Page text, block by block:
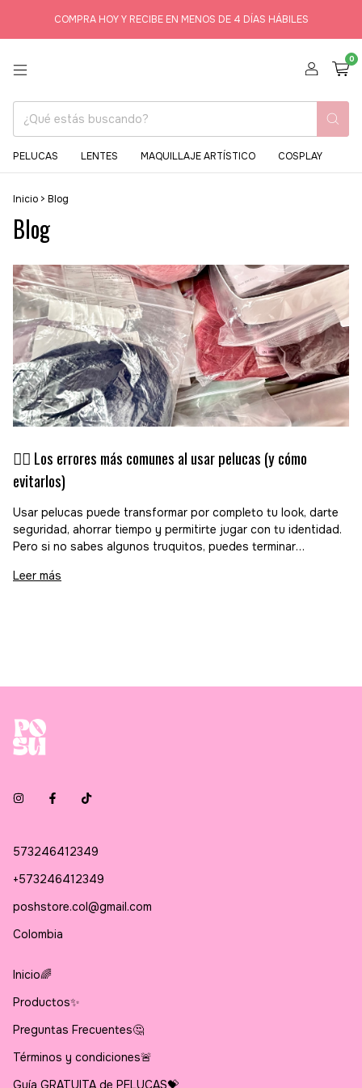
COMPRA HOY Y RECIBE EN MENOS DE 4 DÍAS HÁBILES
0
PELUCAS LENTES MAQUILLAJE ARTÍSTICO COSPLAY
Inicio > Blog
Blog
💇‍♀️ Los errores más comunes al usar pelucas (y cómo
evitarlos)
Usar pelucas puede transformar por completo tu look, darte
seguridad, ahorrar tiempo y permitirte jugar con tu identidad.
Pero si no sabes algunos truquitos, puedes terminar
al usar pelucas y cómo arreglarlos.
Leer más
573246412349
+573246412349
poshstore.col@gmail.com
Colombia
Inicio🌈
Productos✨
Preguntas Frecuentes🤔
Términos y condiciones🚨
Guía GRATUITA de PELUCAS💝